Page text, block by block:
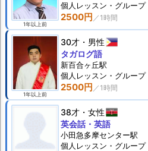
1年以上前
2500円
個人 レッスン ・グルー
1年以上前
30才 男性
2500円
タガログ語
新百合ヶ丘駅
個人 レッスン ・グルー
38才 女性
英会話・英語
小田急多摩センター駅
個人 レッスン ・グルー